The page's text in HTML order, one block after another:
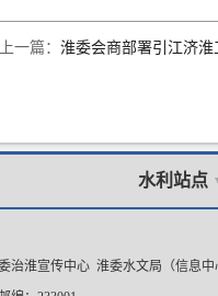
上一篇： 淮委会商部署引江济淮
水利站点
治淮宣传中心 淮委水文局（信息中